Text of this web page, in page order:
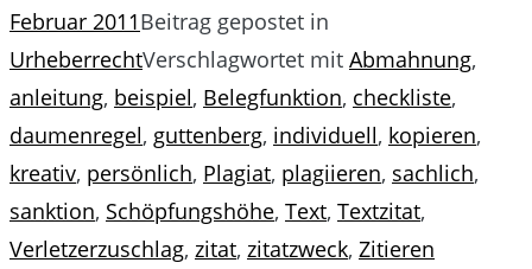
Februar 2011Beitrag gepostet in
UrheberrechtVerschlagwortet mit Abmahnung,
anleitung, beispiel, Belegfunktion, checkliste,
daumenregel, guttenberg, individuell, kopieren,
kreativ, persönlich, Plagiat, plagiieren, sachlich,
sanktion, Schöpfungshöhe, Text, Textzitat,
Verletzerzuschlag, zitat, zitatzweck, Zitieren